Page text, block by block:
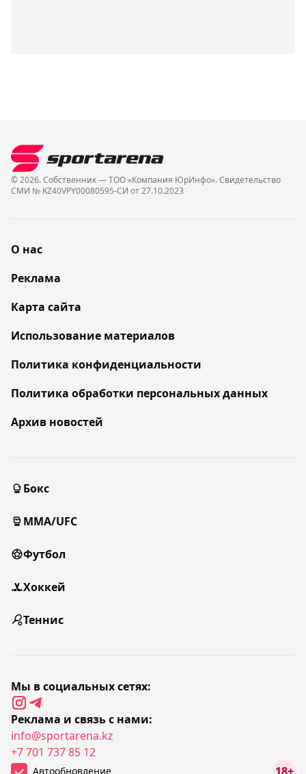
© 2026. Собственник — ТОО «Компания ЮрИнфо». Cвидетельство
СМИ № KZ40VPY00080595-СИ от 27.10.2023
О нас
Реклама
Карта сайта
Использование материалов
Политика конфиденциальности
Политика обработки персональных данных
Архив новостей
Бокс
MMA/UFC
Футбол
Хоккей
Теннис
Мы в социальных сетях:
Реклама и связь с нами:
info@sportarena.kz
+7 701 737 85 12
Автообновление